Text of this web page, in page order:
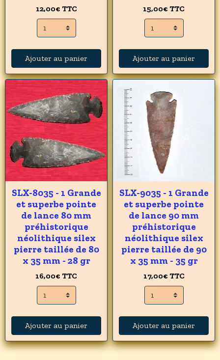
12,00€ TTC
Ajouter au panier
15,00€ TTC
Ajouter au panier
SLX-8035 - 1 Grande
et superbe pointe
de lance 80 mm
préhistorique
néolithique silex
pierre taillée de 80
x 35 mm - 28 gr
16,00€ TTC
Ajouter au panier
SLX-9035 - 1 Grande
et superbe pointe
de lance 90 mm
préhistorique
néolithique silex
pierre taillée de 90
x 35 mm - 35 gr
17,00€ TTC
Ajouter au panier